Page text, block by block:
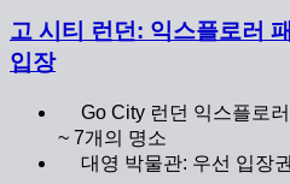
고 시티 런던: 익스플로러
입장
Go City 런던 익스플로
~ 7개의 명소
대영 박물관: 우선 입장